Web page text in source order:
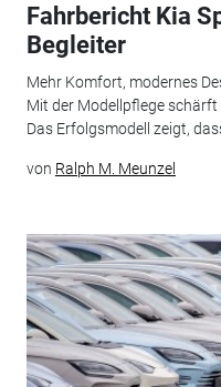
Fahrbericht Kia
Begleiter
Mehr Komfort, modernes
Mit der Modellpflege
Das Erfolgsmodell zeigt,
von Ralph M. Meunzel